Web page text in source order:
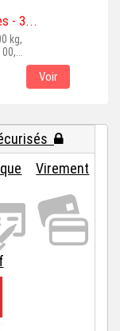
- 3...
kg,
Voir
Virement